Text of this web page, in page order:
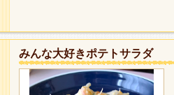
みんな大好きポテトサラダ